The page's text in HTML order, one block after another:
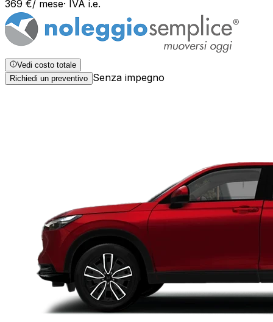
369 €/ mese· IVA i.e.
Vedi costo totale
Richiedi un preventivo Senza impegno